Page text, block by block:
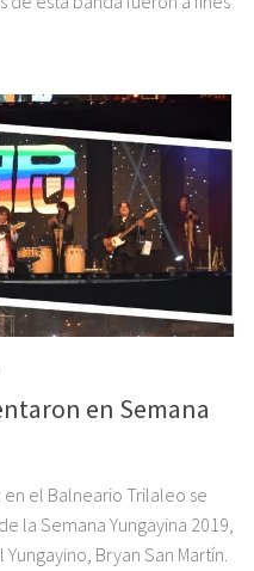
en Semana
en el Balneario Trilaleo se
la Semana Yungayina 2019,
Bryan San Martín.